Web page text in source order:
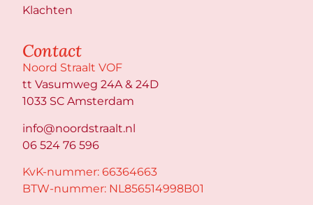
Klachten
Contact
Noord Straalt VOF
tt Vasumweg 24A & 24D
1033 SC Amsterdam
info@noordstraalt.nl
06 524 76 596
KvK-nummer: 66364663
BTW-nummer: NL856514998B01